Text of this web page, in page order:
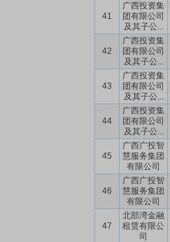
41
广西投资集
团有限公司
及其子公...
42
广西投资集
团有限公司
及其子公...
43
广西投资集
团有限公司
及其子公...
44
广西投资集
团有限公司
及其子公...
45
广西广投智
慧服务集团
有限公司
46
广西广投智
慧服务集团
有限公司
47
北部湾金融
租赁有限公
司